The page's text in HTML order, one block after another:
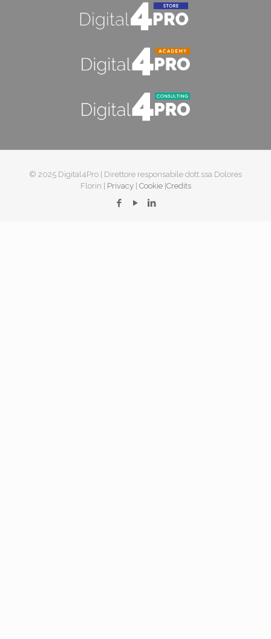
© 2025 Digital4Pro | Direttore responsabile dott.ssa Dolores
Florin | Privacy| Cookie| Credits